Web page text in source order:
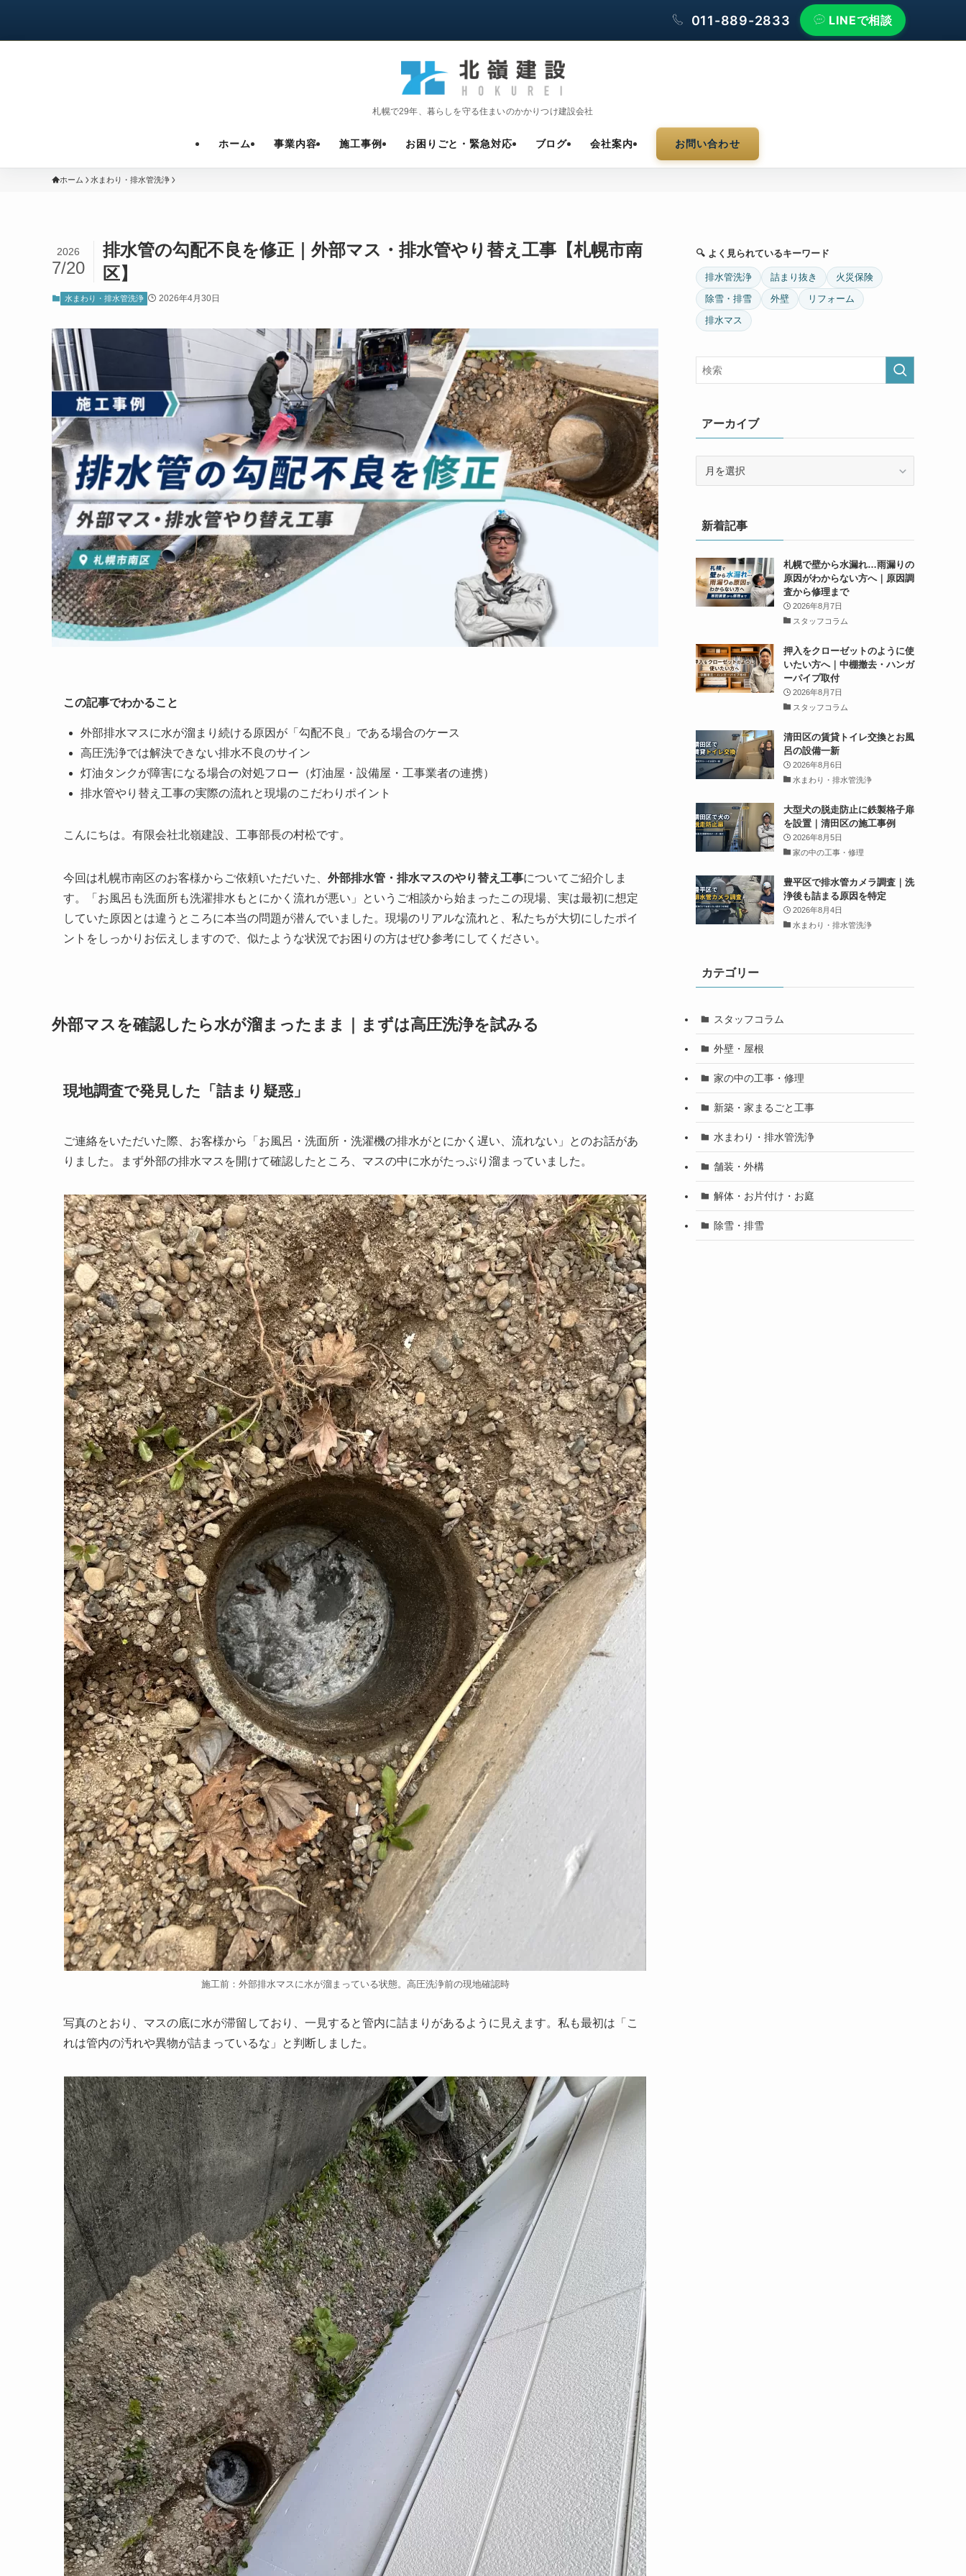
011-889-2833 LINEで相談
札幌で29年、暮らしを守る住まいのかかりつけ建設会社
ホーム 事業内容 施工事例 お困りごと・緊急対応 ブログ 会社案内 お問い合わせ
ホーム 水まわり・排水管洗浄
排水管の勾配不良を修正｜外部マス・排水管やり替え工事【札幌市南
区】
2026
7/20
水まわり・排水管洗浄 2026年4月30日
この記事でわかること
外部排水マスに水が溜まり続ける原因が「勾配不良」である場合のケース
高圧洗浄では解決できない排水不良のサイン
灯油タンクが障害になる場合の対処フロー（灯油屋・設備屋・工事業者の連携）
排水管やり替え工事の実際の流れと現場のこだわりポイント
こんにちは。有限会社北嶺建設、工事部長の村松です。
今回は札幌市南区のお客様からご依頼いただいた、 外部排水管・排水マスのやり替え工事についてご紹介しま
す。「お風呂も洗面所も洗濯排水もとにかく流れが悪い」というご相談から始まったこの現場、実は最初に想定
していた原因とは違うところに本当の問題が潜んでいました。現場のリアルな流れと、私たちが大切にしたポイ
ントをしっかりお伝えしますので、似たような状況でお困りの方はぜひ参考にしてください。
外部マスを確認したら水が溜まったまま｜まずは高圧洗浄を試みる
現地調査で発見した「詰まり疑惑」
ご連絡をいただいた際、お客様から「お風呂・洗面所・洗濯機の排水がとにかく遅い、流れない」とのお話があ
りました。まず外部の排水マスを開けて確認したところ、マスの中に水がたっぷり溜まっていました。
施工前：外部排水マスに水が溜まっている状態。高圧洗浄前の現地確認時
写真のとおり、マスの底に水が滞留しており、一見すると管内に詰まりがあるように見えます。私も最初は「こ
れは管内の汚れや異物が詰まっているな」と判断しました。
🔍 よく見られているキーワード
排水管洗浄 詰まり抜き
火災保険
除雪・排雪
外壁
リフォーム
排水マス
アーカイブ
ブ新着記事
札幌で壁から水漏れ…雨漏りの
原因がわからない方へ｜原因調
査から修理まで
2026年8月7日
スタッフコラム
押入をクローゼットのように使
いたい方へ｜中棚撤去・ハンガ
ーパイプ取付
2026年8月7日
スタッフコラム
清田区の賃貸トイレ交換とお風
呂の設備一新
2026年8月6日
水まわり・排水管洗浄
大型犬の脱走防止に鉄製格子扉
を設置｜清田区の施工事例
2026年8月5日
家の中の工事・修理
豊平区で排水管カメラ調査｜洗
浄後も詰まる原因を特定
2026年8月4日
水まわり・排水管洗浄
カテゴリー
スタッフコラム
外壁・屋根
家の中の工事・修理
新築・家まるごと工事
水まわり・排水管洗浄
舗装・外構
解体・お片付け・お庭
除雪・排雪